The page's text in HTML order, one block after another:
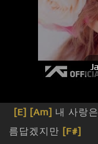
[E] [Am] 내 사랑은
름답겠지만 [F#]